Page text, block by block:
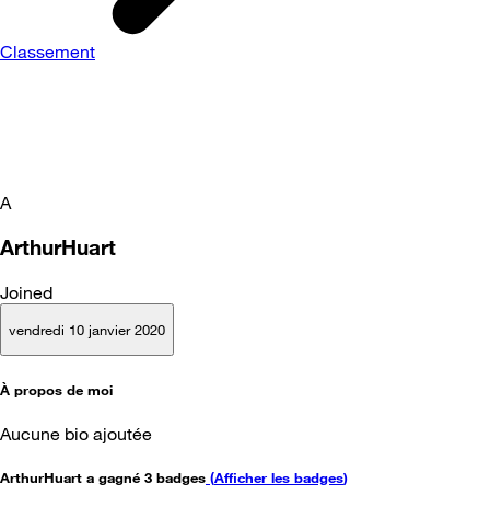
Classement
A
ArthurHuart
Joined
vendredi 10 janvier 2020
À propos de moi
Aucune bio ajoutée
ArthurHuart a gagné 3 badges (Afficher les badges)